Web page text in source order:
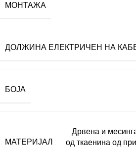
МОНТАЖА
ДОЛЖИНА ЕЛЕКТРИЧЕН НА
БОЈА
МАТЕРИЈАЛ
Дрвена и
од ткаенина од